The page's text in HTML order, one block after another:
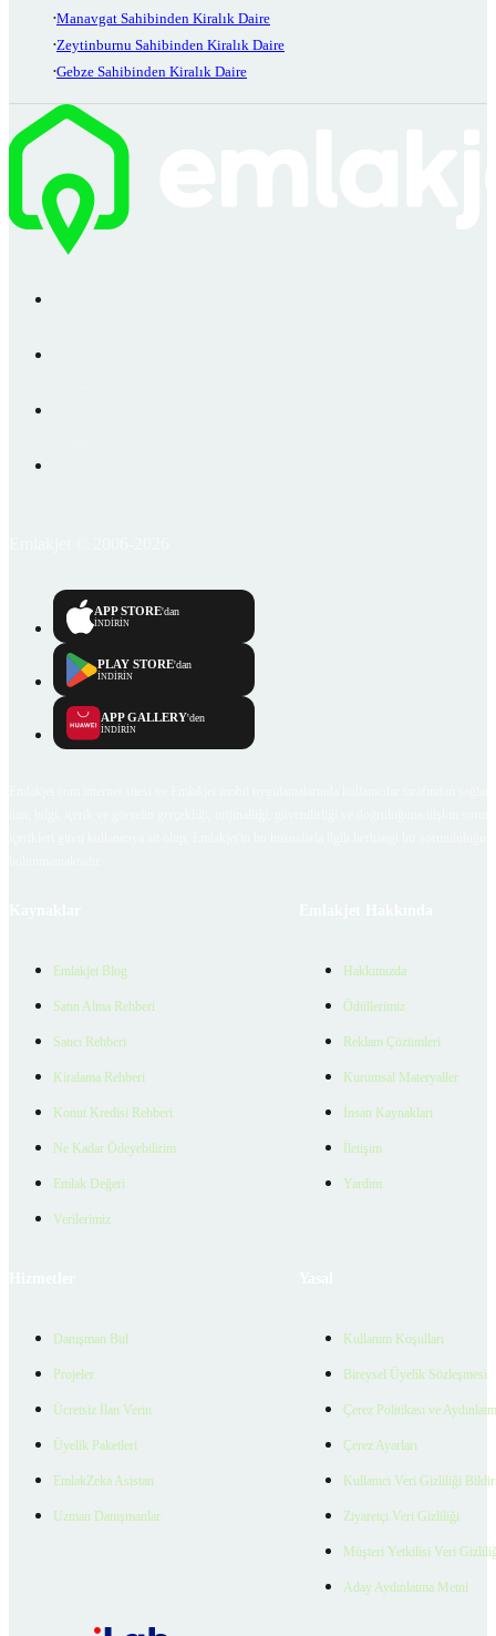
Manavgat Sahibinden Kiralık Daire
Zeytinburnu Sahibinden Kiralık Daire
Gebze Sahibinden Kiralık Daire
APP STORE'dan
İNDİRİN
PLAY STORE'dan
İNDİRİN
APP GALLERY'den
İNDİRİN
Emlakjet Blog
Satın Alma Rehberi
Satıcı Rehberi
Kiralama Rehberi
Konut Kredisi Rehberi
Ne Kadar Ödeyebilirim
Emlak Değeri
Verilerimiz
Hakkımızda
Ödüllerimiz
Reklam Çözümleri
Kurumsal Materyaller
İnsan Kaynakları
İletişim
Yardım
Danışman Bul
Projeler
Ücretsiz İlan Verin
Üyelik Paketleri
EmlakZeka Asistan
Uzman Danışmanlar
Kullanım Koşulları
Bireysel Üyelik Sözleşmesi
Çerez Politikası ve
Çerez Ayarları
Kullanıcı Veri Gizliliği
Ziyaretçi Veri Gizliliği
Müşteri Yetkilisi Veri
Aday Aydınlatma Metni